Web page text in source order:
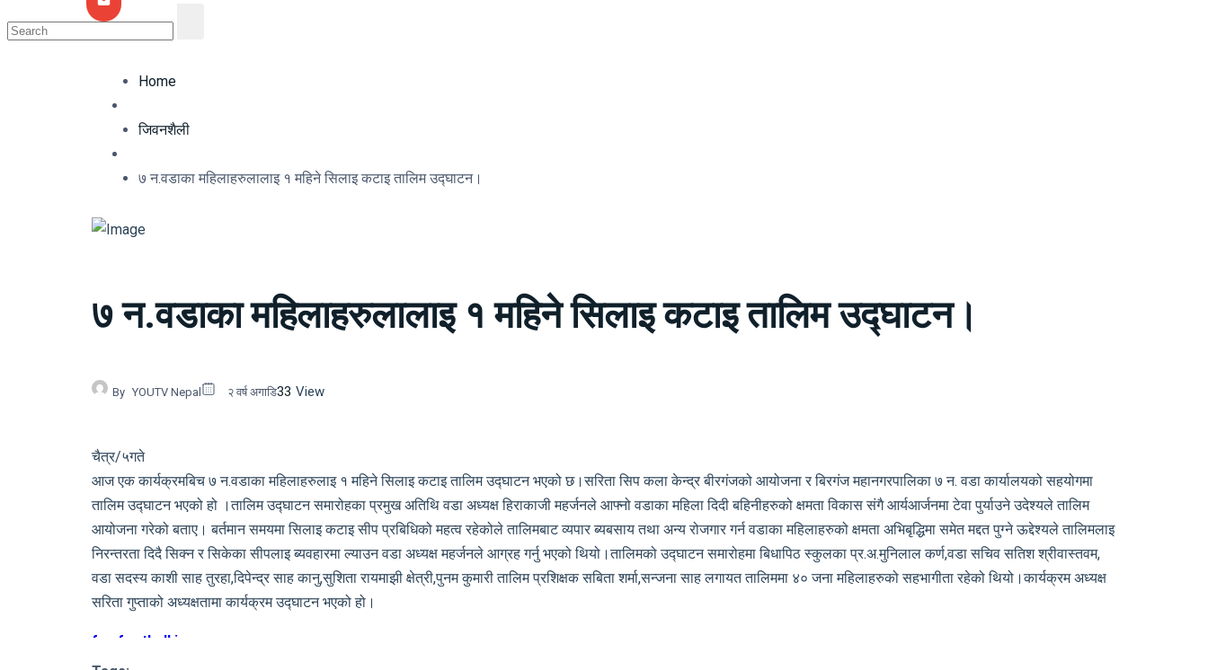
Home
जिवनशैली
७ न.वडाका महिलाहरुलालाइ १ महिने सिलाइ कटाइ तालिम उद्घाटन।
७ न.वडाका महिलाहरुलालाइ १ महिने सिलाइ कटाइ तालिम उद्घाटन।
By YOUTV Nepal २ वर्ष अगाडि33 View
चैत्र/५गते
आज एक कार्यक्रमबिच ७ न.वडाका महिलाहरुलाइ १ महिने सिलाइ कटाइ तालिम उद्घाटन भएको छ।सरिता सिप कला केन्द्र बीरगंजको आयोजना र बिरगंज महानगरपालिका ७ न. वडा कार्यालयको सहयोगमा
तालिम उद्घाटन भएको हो ।तालिम उद्घाटन समारोहका प्रमुख अतिथि वडा अध्यक्ष हिराकाजी महर्जनले आफ्नो वडाका महिला दिदी बहिनीहरुको क्षमता विकास संगै आर्यआर्जनमा टेवा पुर्याउने उदेश्यले तालिम
आयोजना गरेको बताए। बर्तमान समयमा सिलाइ कटाइ सीप प्रबिधिको महत्व रहेकोले तालिमबाट व्यपार ब्यबसाय तथा अन्य रोजगार गर्न वडाका महिलाहरुको क्षमता अभिबृद्धिमा समेत मद्दत पुग्ने ऊद्देश्यले तालिमलाइ
निरन्तरता दिदै सिक्न र सिकेका सीपलाइ ब्यवहारमा ल्याउन वडा अध्यक्ष महर्जनले आग्रह गर्नु भएको थियो।तालिमको उद्घाटन समारोहमा बिधापिठ स्कुलका प्र.अ.मुनिलाल कर्ण,वडा सचिव सतिश श्रीवास्तवम,
वडा सदस्य काशी साह तुरहा,दिपेन्द्र साह कानु,सुशिता रायमाझी क्षेत्री,पुनम कुमारी तालिम प्रशिक्षक सबिता शर्मा,सन्जना साह लगायत तालिममा ४० जना महिलाहरुको सहभागीता रहेको थियो।कार्यक्रम अध्यक्ष
सरिता गुप्ताको अध्यक्षतामा कार्यक्रम उद्घाटन भएको हो।
fsu football jersey
Ohio State Team Jersey